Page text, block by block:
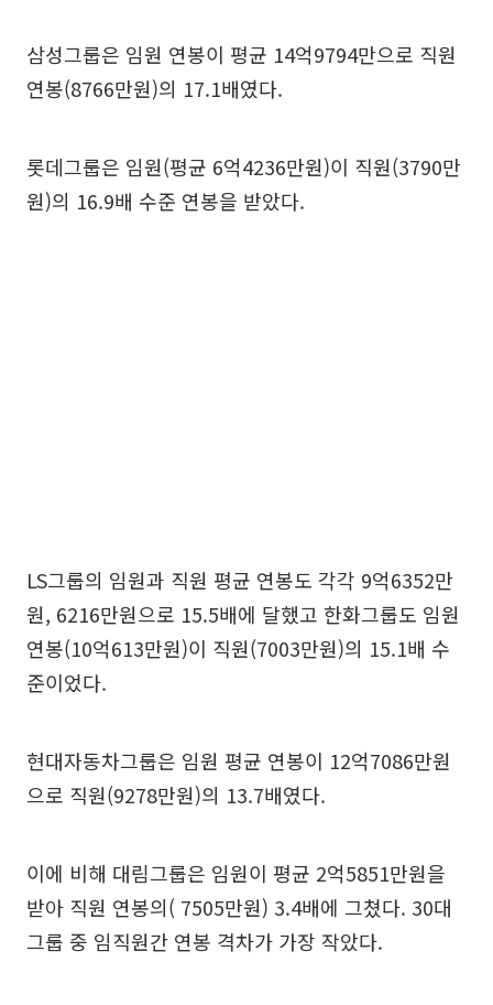
삼성그룹은 임원 연봉이 평균 14억9794만으로 직원
연봉(8766만원)의 17.1배였다.
롯데그룹은 임원(평균 6억4236만원)이 직원(3790만
원)의 16.9배 수준 연봉을 받았다.
LS그룹의 임원과 직원 평균 연봉도 각각 9억6352만
원, 6216만원으로 15.5배에 달했고 한화그룹도 임원
연봉(10억613만원)이 직원(7003만원)의 15.1배 수
준이었다.
현대자동차그룹은 임원 평균 연봉이 12억7086만원
으로 직원(9278만원)의 13.7배였다.
이에 비해 대림그룹은 임원이 평균 2억5851만원을
받아 직원 연봉의( 7505만원) 3.4배에 그쳤다. 30대
그룹 중 임직원간 연봉 격차가 가장 작았다.